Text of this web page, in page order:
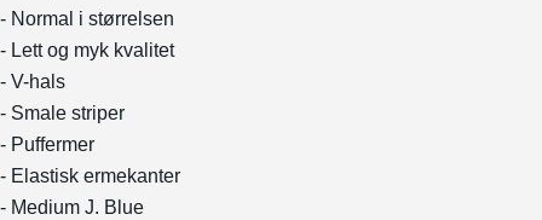
- Normal i størrelsen
- Lett og myk kvalitet
- V-hals
- Smale striper
- Puffermer
- Elastisk ermekanter
- Medium J. Blue